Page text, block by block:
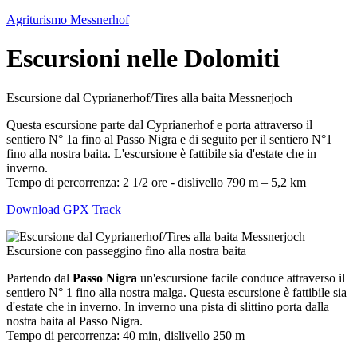
Agriturismo Messnerhof
Escursioni nelle Dolomiti
Escursione dal Cyprianerhof/Tires alla baita Messnerjoch
Questa escursione parte dal Cyprianerhof e porta attraverso il
sentiero N° 1a fino al Passo Nigra e di seguito per il sentiero N°1
fino alla nostra baita. L'escursione è fattibile sia d'estate che in
inverno.
Tempo di percorrenza: 2 1/2 ore - dislivello 790 m – 5,2 km
Download GPX Track
Escursione con passeggino fino alla nostra baita
Partendo dal Passo Nigra un'escursione facile conduce attraverso il
sentiero N° 1 fino alla nostra malga. Questa escursione è fattibile sia
d'estate che in inverno. In inverno una pista di slittino porta dalla
nostra baita al Passo Nigra.
Tempo di percorrenza: 40 min, dislivello 250 m